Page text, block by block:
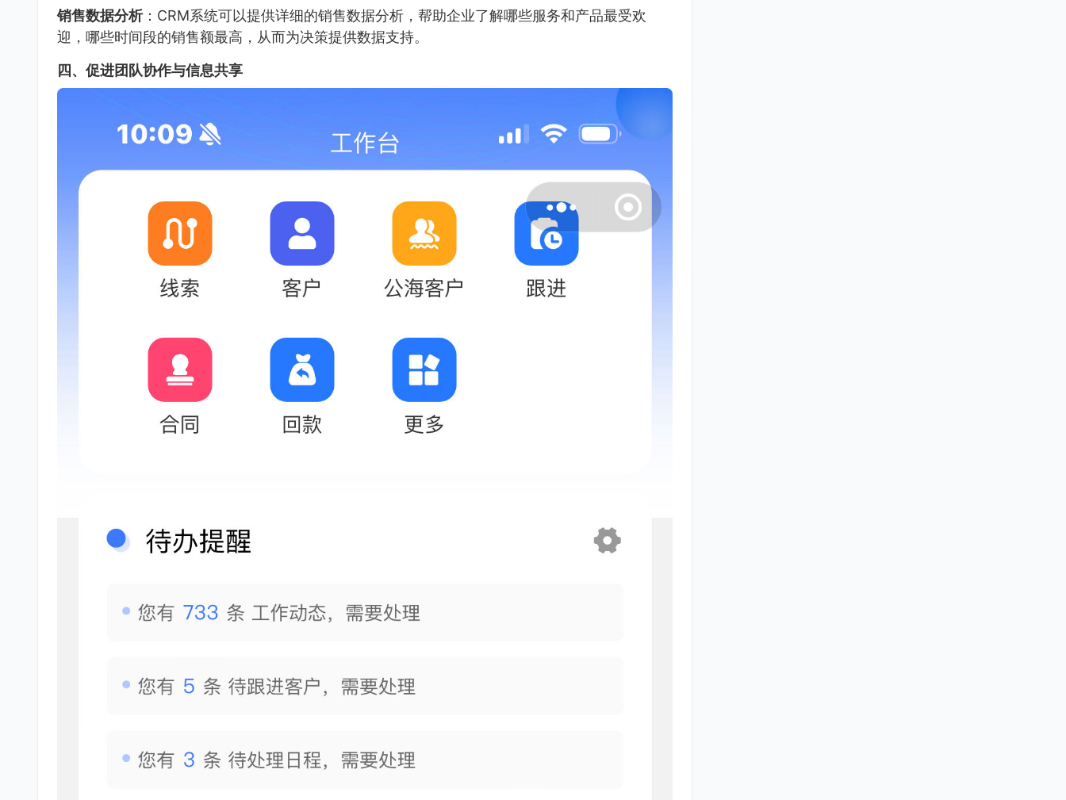
销售数据分析：CRM系统可以提供详细的销售数据分析，帮助企业了解哪些服务和产品最受欢
迎，哪些时间段的销售额最高，从而为决策提供数据支持。
四、促进团队协作与信息共享